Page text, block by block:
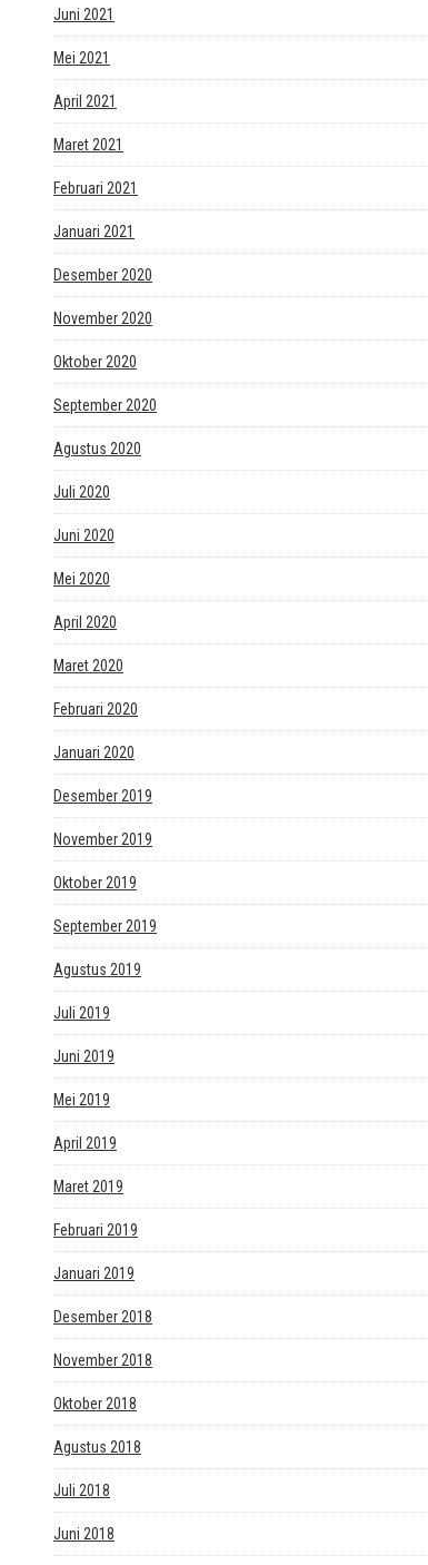
Juni 2021
Mei 2021
April 2021
Maret 2021
Februari 2021
Januari 2021
Desember 2020
November 2020
Oktober 2020
September 2020
Agustus 2020
Juli 2020
Juni 2020
Mei 2020
April 2020
Maret 2020
Februari 2020
Januari 2020
Desember 2019
November 2019
Oktober 2019
September 2019
Agustus 2019
Juli 2019
Juni 2019
Mei 2019
April 2019
Maret 2019
Februari 2019
Januari 2019
Desember 2018
November 2018
Oktober 2018
Agustus 2018
Juli 2018
Juni 2018